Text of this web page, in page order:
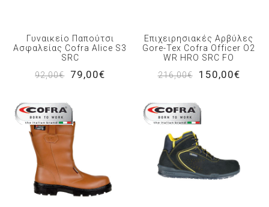
Γυναικείο Παπούτσι
Ασφαλείας Cofra Alice S3
SRC
92,00€
79,00€
Επιχειρησιακές Αρβύλες
Gore-Tex Cofra Officer O2
WR HRO SRC FO
216,00€
150,00€